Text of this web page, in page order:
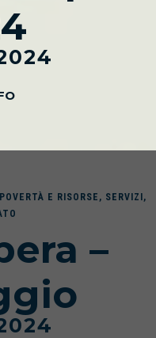
E RISORSE , SERVIZI ,
–